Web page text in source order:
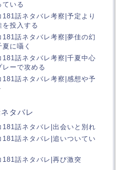
ている
181話ネタバレ考察|予定より
を投入する
181話ネタバレ考察|夢佳の幻
に囁く
181話ネタバレ考察|千夏中心
レーで攻める
181話ネタバレ考察|感想や予
タバレ
181話ネタバレ|出会いと別れ
181話ネタバレ|追いついてい
181話ネタバレ|再び激突